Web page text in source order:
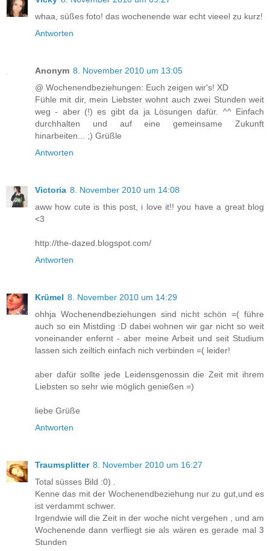
whaa, süßes foto! das wochenende war echt vieeel zu kurz!
Antworten
Anonym 8. November 2010 um 13:05
@ Wochenendbeziehungen: Euch zeigen wir's! XD
Fühle mit dir, mein Liebster wohnt auch zwei Stunden weit
weg - aber (!) es gibt da ja Lösungen dafür. ^^ Einfach
durchhalten und auf eine gemeinsame Zukunft
hinarbeiten... ;) Grüßle
Antworten
Victoria 8. November 2010 um 14:08
aww how cute is this post, i love it!! you have a great blog
<3
http://the-dazed.blogspot.com/
Antworten
Krümel 8. November 2010 um 14:29
ohhja Wochenendbeziehungen sind nicht schön =( führe
auch so ein Mistding :D dabei wohnen wir gar nicht so weit
voneinander enfernt - aber meine Arbeit und seit Studium
lassen sich zeiltich einfach nich verbinden =( leider!
aber dafür sollte jede Leidensgenossin die Zeit mit ihrem
Liebsten so sehr wie möglich genießen =)
liebe Grüße
Antworten
Traumsplitter 8. November 2010 um 16:27
Total süsses Bild :0) .
Kenne das mit der Wochenendbeziehung nur zu gut,und es
ist verdammt schwer.
Irgendwie will die Zeit in der woche nicht vergehen , und am
Wochenende dann verfliegt sie als wären es gerade mal 3
Stunden